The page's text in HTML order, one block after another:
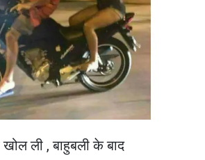
ली , बाहुबली के बाद